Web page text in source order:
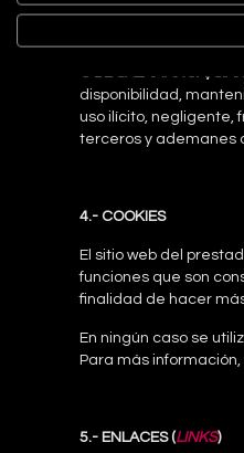
el prestador no
parecidas que hagan
C DE SALAMANCA, S.A.
disponibilidad,
uso ilícito, negligente,
terceros y ademanes
4.- COOKIES
El sitio web del
funciones que son
finalidad de hacer
En ningún caso se
Para más
5.- ENLACES (LINKS)